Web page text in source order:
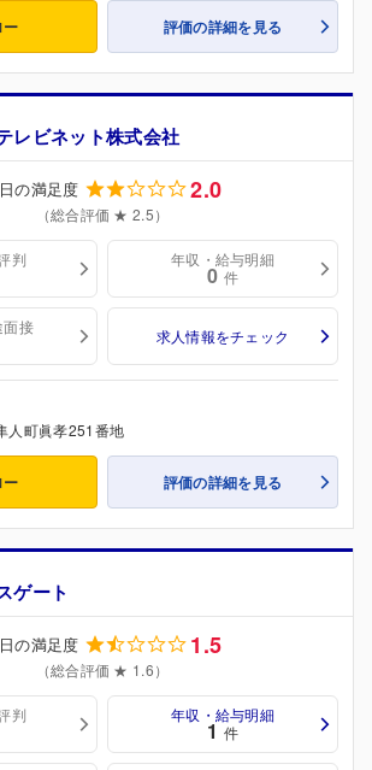
ー 評価の詳細を見る
レビネット株式会社
の満足度 2.0
（総合評価 ★ 2.5）
判 年収・給与明細
0 件
面接 求人情報をチェック
人町眞孝251番地
ー 評価の詳細を見る
ゲート
の満足度 1.5
（総合評価 ★ 1.6）
判 年収・給与明細
1 件